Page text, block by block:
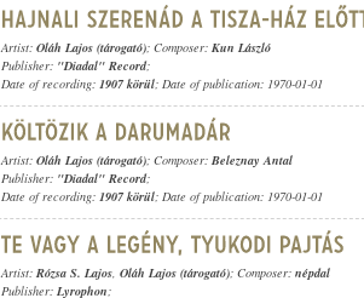
Artist: Oláh Lajos (tárogató); Composer: Kun László
Publisher: "Diadal" Record;
Date of recording: 1907 körül; Date of publication: 1970-01-01
Artist: Oláh Lajos (tárogató); Composer: Beleznay Antal
Publisher: "Diadal" Record;
Date of recording: 1907 körül; Date of publication: 1970-01-01
Artist: Rózsa S. Lajos, Oláh Lajos (tárogató); Composer: népdal
Publisher: Lyrophon;